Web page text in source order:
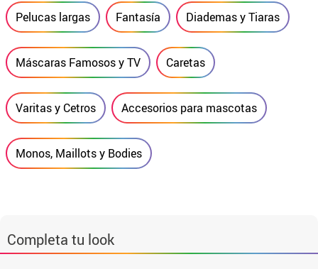
Pelucas largas Fantasía Diademas y Tiaras
Máscaras Famosos y TV Caretas
Varitas y Cetros Accesorios para mascotas
Monos, Maillots y Bodies
Completa tu look